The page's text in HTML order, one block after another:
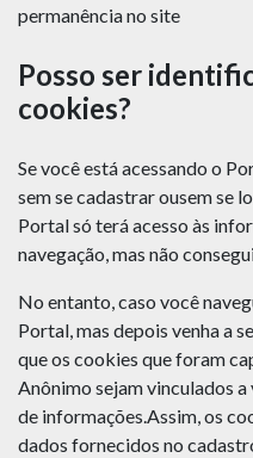
permanência no site
Posso ser
cookies?
Se você está acessando o
sem se cadastrar ousem se
Portal só terá acesso às
navegação, mas não
No entanto, caso você
Portal, mas depois venha a
que os cookies que foram
Anônimo sejam vinculados
de informações.Assim, os
dados fornecidos no